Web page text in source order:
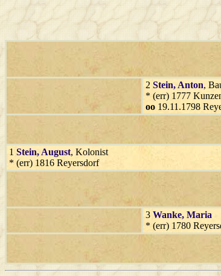
2 Stein, Anton,
* (err) 1777
oo 19.11.1798
1 Stein, August, Kolonist
* (err) 1816 Reyersdorf
3 Wanke, Maria
* (err) 1780